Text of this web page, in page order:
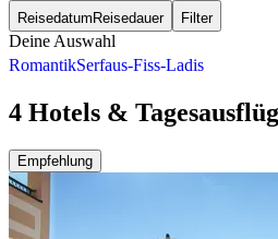
Reisedatum Reisedauer Filter
Deine Auswahl
RomantikSerfaus-Fiss-Ladis
4 Hotels &
Empfehlung